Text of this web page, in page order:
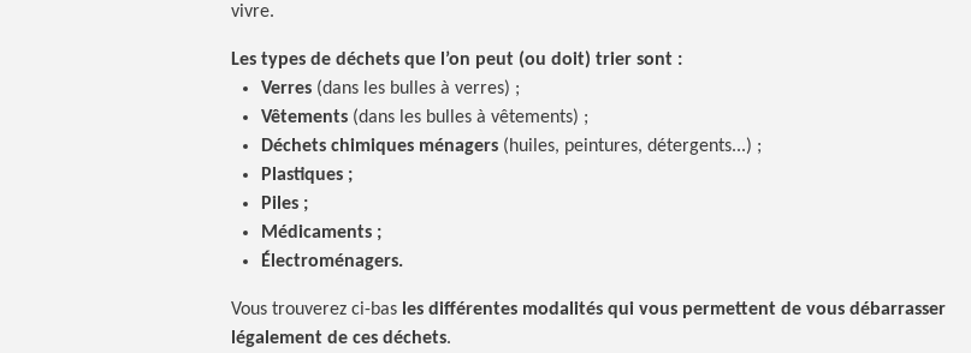
vivre.
Les types de déchets que l’on peut (ou doit) trier sont :
Verres (dans les bulles à verres) ;
Vêtements (dans les bulles à vêtements) ;
Déchets chimiques ménagers (huiles, peintures, détergents...) ;
Plastiques ;
Piles ;
Médicaments ;
Électroménagers.
Vous trouverez ci-bas les différentes modalités qui vous permettent de vous débarrasser
légalement de ces déchets.